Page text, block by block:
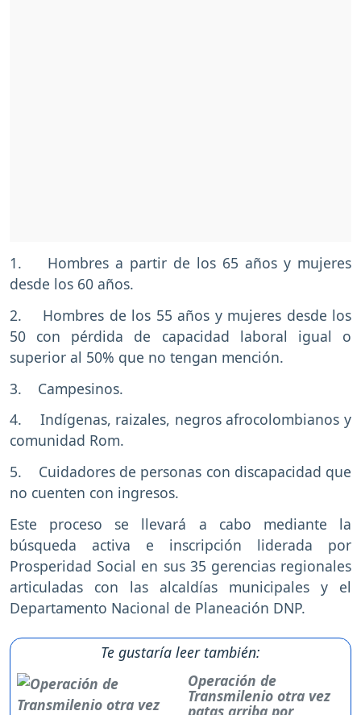
1. Hombres a partir de los 65 años y mujeres
desde los 60 años.
2. Hombres de los 55 años y mujeres desde los
50 con pérdida de capacidad laboral igual o
superior al 50% que no tengan mención.
3. Campesinos.
4. Indígenas, raizales, negros afrocolombianos y
comunidad Rom.
5. Cuidadores de personas con discapacidad que
no cuenten con ingresos.
Este proceso se llevará a cabo mediante la
búsqueda activa e inscripción liderada por
Prosperidad Social en sus 35 gerencias regionales
articuladas con las alcaldías municipales y el
Departamento Nacional de Planeación DNP.
Te gustaría leer también:
Operación de
Transmilenio otra vez
patas arriba por